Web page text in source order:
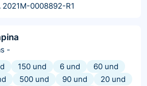
2021M-0008892-R1
-
150 und 6 und
60 und
500 und 90 und
20 und